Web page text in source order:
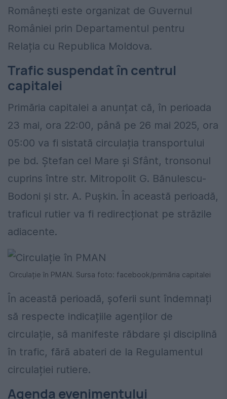
Românești este organizat de Guvernul
României prin Departamentul pentru
Relația cu Republica Moldova.
Trafic suspendat în centrul
capitalei
Primăria capitalei a anunțat că, în perioada
23 mai, ora 22:00, până pe 26 mai 2025, ora
05:00 va fi sistată circulația transportului
pe bd. Ștefan cel Mare și Sfânt, tronsonul
cuprins între str. Mitropolit G. Bănulescu-
Bodoni și str. A. Pușkin. În această perioadă,
traficul rutier va fi redirecționat pe străzile
adiacente.
Circulație în PMAN. Sursa foto: facebook/primăria capitalei
În această perioadă, șoferii sunt îndemnați
să respecte indicațiile agenților de
circulație, să manifeste răbdare și disciplină
în trafic, fără abateri de la Regulamentul
circulației rutiere.
Agenda evenimentului